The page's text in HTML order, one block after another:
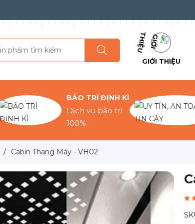
GIỚI THIỆU
BẢO TRÌ ĐỊNH KÌ
Dịch vụ bảo trì
100%
/ Cabin Thang Máy - VH02